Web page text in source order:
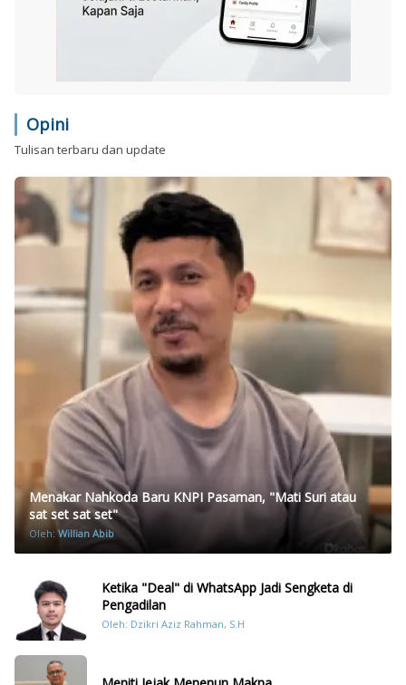
Opini
Tulisan terbaru dan update
Menakar Nahkoda Baru KNPI Pasaman, "Mati Suri atau
sat set sat set"
Oleh:Willian Abib
Ketika "Deal" di WhatsApp Jadi Sengketa di
Pengadilan
Oleh: Dzikri Aziz Rahman, S.H